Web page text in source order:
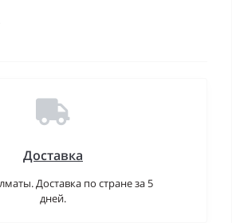
Доставка
Доставка по стране за 5
дней.